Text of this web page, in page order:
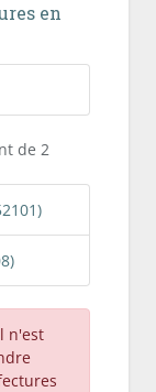
en
de 2
n'est